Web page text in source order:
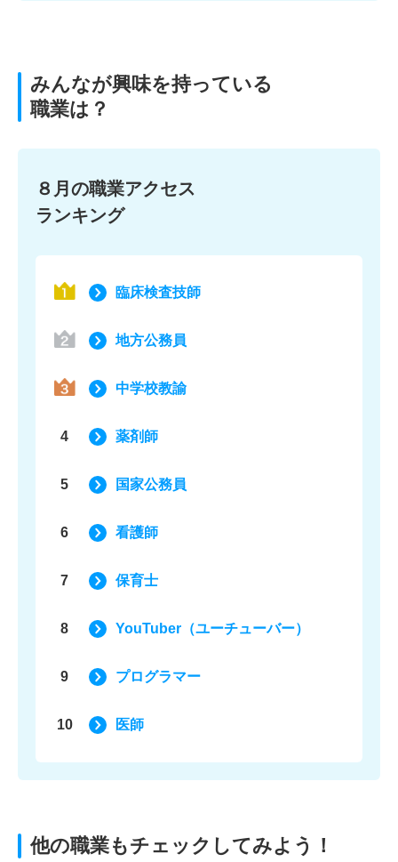
みんなが興味を持っている
職業は？
８月の職業アクセス
ランキング
臨床検査技師
地方公務員
中学校教諭
4 薬剤師
5 国家公務員
6 看護師
7 保育士
8 YouTuber（ユーチューバー）
9 プログラマー
10 医師
他の職業もチェックしてみよう！